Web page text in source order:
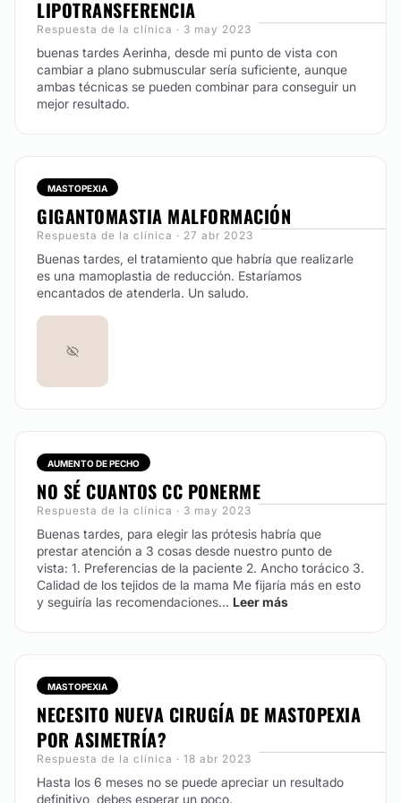
LIPOTRANSFERENCIA
Respuesta de la clínica · 3 may 2023
buenas tardes Aerinha, desde mi punto de vista con
cambiar a plano submuscular sería suficiente, aunque
ambas técnicas se pueden combinar para conseguir un
mejor resultado.
MASTOPEXIA
GIGANTOMASTIA MALFORMACIÓN
Respuesta de la clínica · 27 abr 2023
Buenas tardes, el tratamiento que habría que realizarle
es una mamoplastia de reducción. Estaríamos
encantados de atenderla. Un saludo.
AUMENTO DE PECHO
NO SÉ CUANTOS CC PONERME
Respuesta de la clínica · 3 may 2023
Buenas tardes, para elegir las prótesis habría que
prestar atención a 3 cosas desde nuestro punto de
vista: 1. Preferencias de la paciente 2. Ancho torácico 3.
Calidad de los tejidos de la mama Me fijaría más en esto
y seguiría las recomendaciones... Leer más
MASTOPEXIA
NECESITO NUEVA CIRUGÍA DE MASTOPEXIA
POR ASIMETRÍA?
Respuesta de la clínica · 18 abr 2023
Hasta los 6 meses no se puede apreciar un resultado
definitivo, debes esperar un poco.